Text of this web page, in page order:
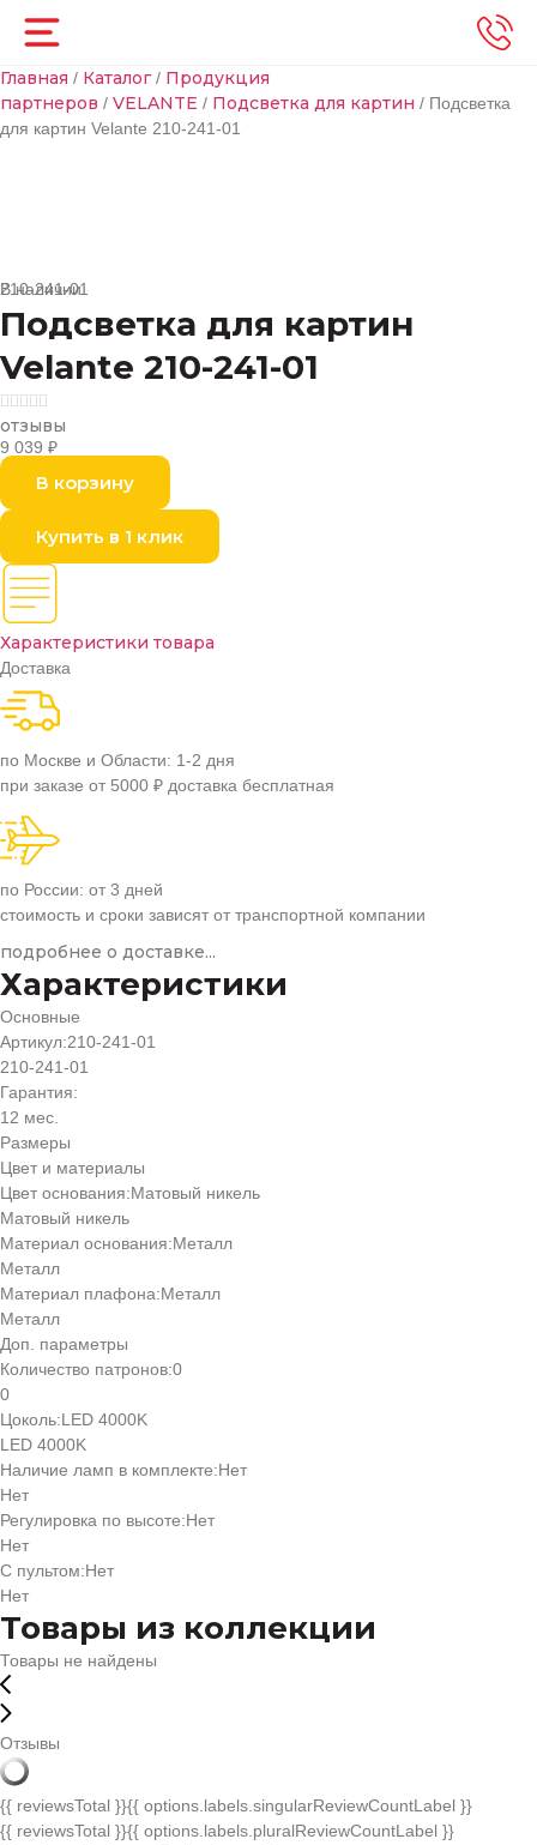
Главная / Каталог/ Продукция
партнеров / VELANTE / Подсветка для картин / Подсветка
для картин Velante 210-241-01
В наличии
Подсветка для картин
Velante 210-241-01
210-241-01
    
отзывы
9 039 ₽
В корзину
Купить в 1 клик
Характеристики товара
Доставка
по Москве и Области: 1-2 дня
при заказе от 5000 ₽ доставка бесплатная
по России: от 3 дней
стоимость и сроки зависят от транспортной компании
подробнее о доставке...
Характеристики
Основные
Артикул:210-241-01
210-241-01
Гарантия:
12 мес.
Размеры
Цвет и материалы
Цвет основания:Матовый никель
Матовый никель
Материал основания:Металл
Металл
Материал плафона:Металл
Металл
Доп. параметры
Количество патронов:0
0
Цоколь:LED 4000K
LED 4000K
Наличие ламп в комплекте:Нет
Нет
Регулировка по высоте:Нет
Нет
С пультом:Нет
Нет
Товары из коллекции
Товары не найдены
Отзывы
{{ reviewsTotal }}{{ options.labels.singularReviewCountLabel }}
{{ reviewsTotal }}{{ options.labels.pluralReviewCountLabel }}